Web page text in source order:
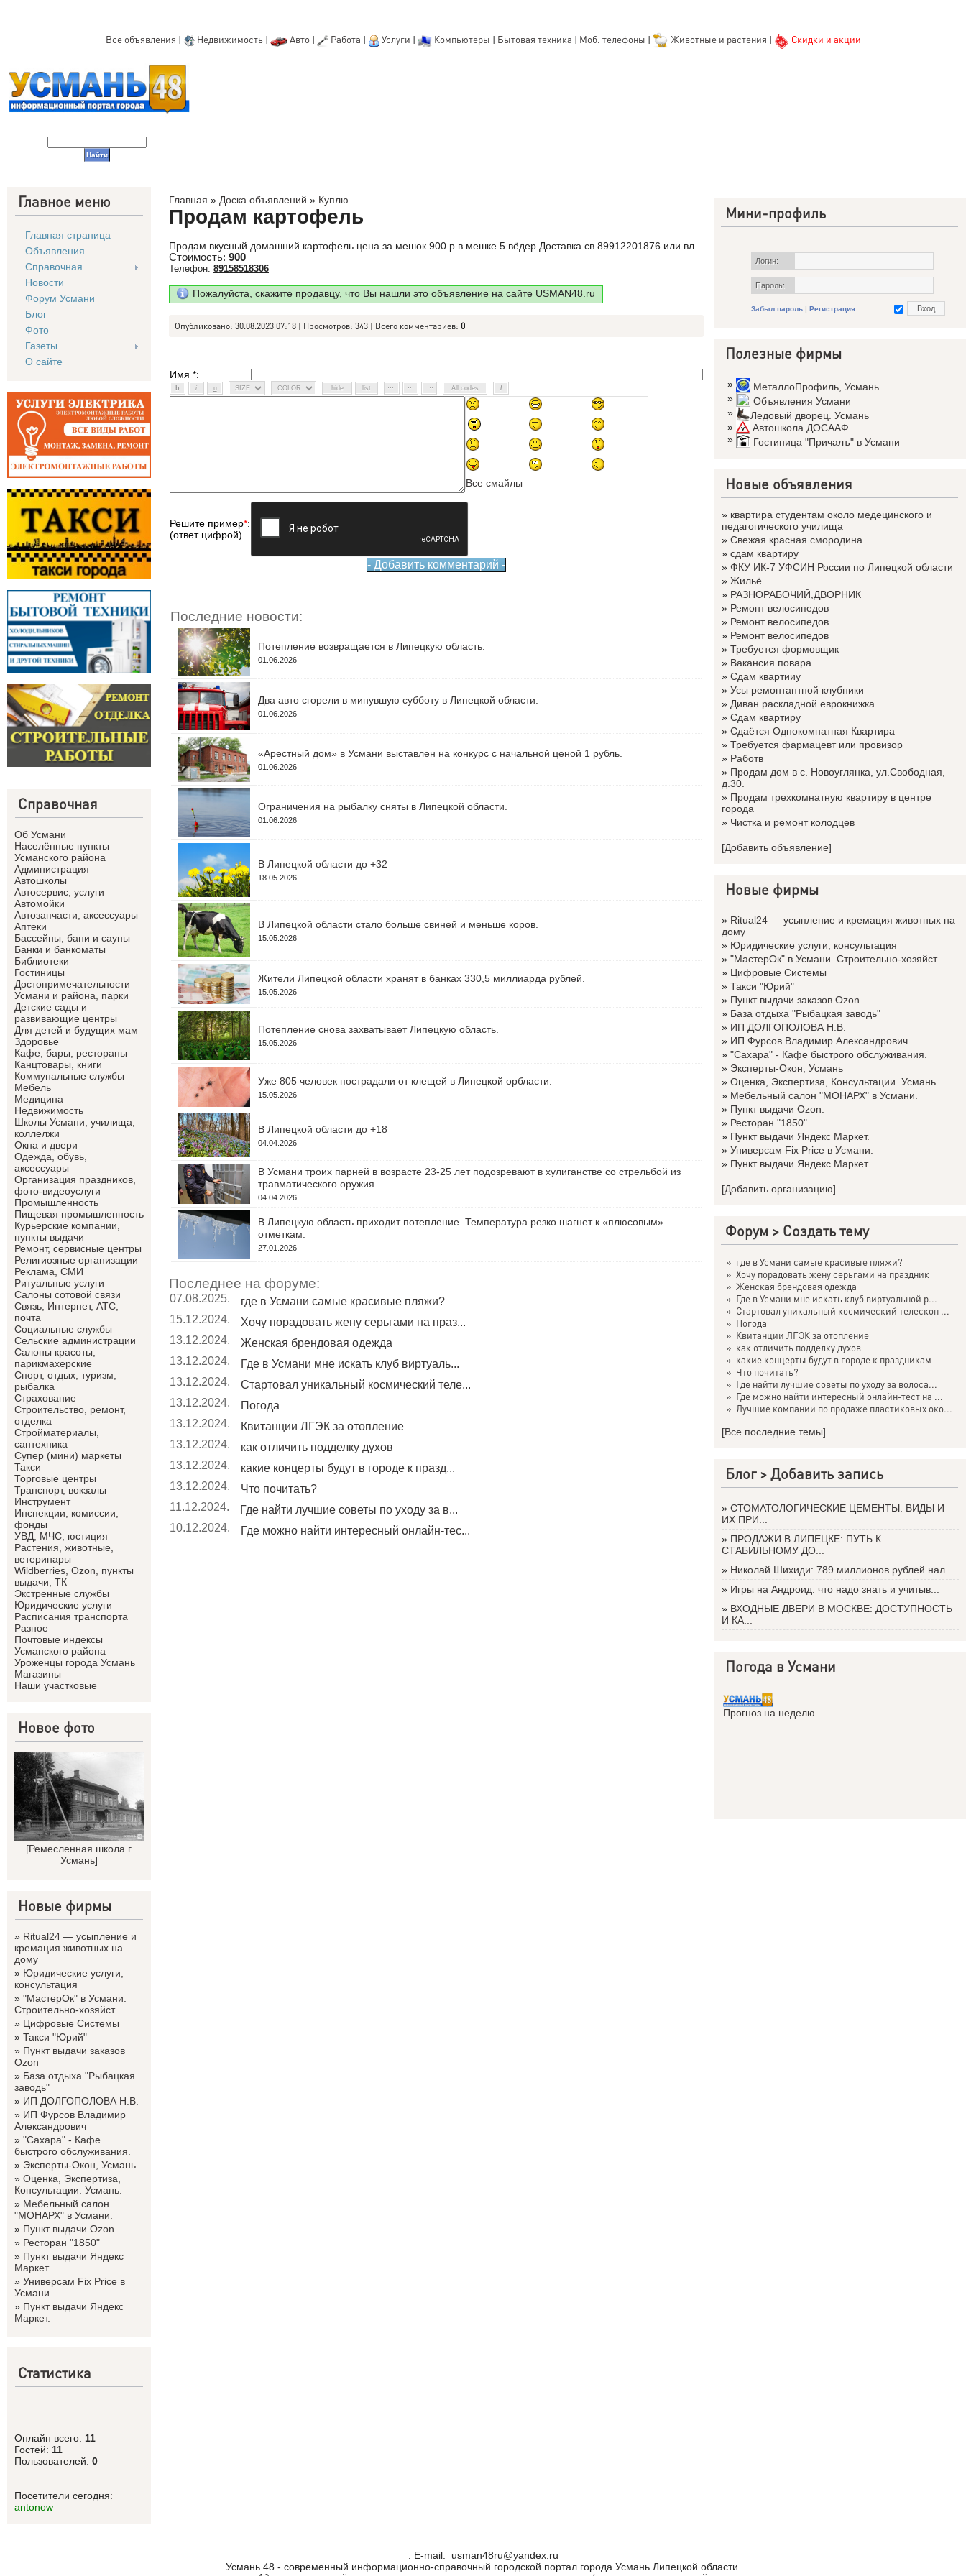
Все объявления | Недвижимость | Авто| Работа | Услуги | Компьютеры | Бытовая техника | Моб. телефоны | Животные и растения | Скидки и акции
Главное меню
Главная страница
Объявления
Справочная
Новости
Форум Усмани
Блог
Фото
Газеты
О сайте
Справочная
Об Усмани
Населённые пункты
Усманского района
Администрация
Автошколы
Автосервис, услуги
Автомойки
Автозапчасти, аксессуары
Аптеки
Бассейны, бани и сауны
Банки и банкоматы
Библиотеки
Гостиницы
Достопримечательности
Усмани и района, парки
Детские сады и
развивающие центры
Для детей и будущих мам
Здоровье
Кафе, бары, рестораны
Канцтовары, книги
Коммунальные службы
Мебель
Медицина
Недвижимость
Школы Усмани, училища,
коллелжи
Окна и двери
Одежда, обувь,
аксессуары
Организация праздников,
фото-видеоуслуги
Промышленность
Пищевая промышленность
Курьерские компании,
пункты выдачи
Ремонт, сервисные центры
Религиозные организации
Реклама, СМИ
Ритуальные услуги
Салоны сотовой связи
Связь, Интернет, АТС,
почта
Социальные службы
Сельские администрации
Салоны красоты,
парикмахерские
Спорт, отдых, туризм,
рыбалка
Страхование
Строительство, ремонт,
отделка
Cтройматериалы,
сантехника
Супер (мини) маркеты
Такси
Торговые центры
Транспорт, вокзалы
Инструмент
Инспекции, комиссии,
фонды
УВД, МЧС, юстиция
Растения, животные,
ветеринары
Wildberries, Ozon, пункты
выдачи, ТК
Экстренные службы
Юридические услуги
Расписания транспорта
Разное
Почтовые индексы
Усманского района
Уроженцы города Усмань
Магазины
Наши участковые
Новое фото
[Ремесленная школа г.
Усмань]
Новые фирмы
» Ritual24 — усыпление и
кремация животных на
дому
» Юридические услуги,
консультация
» "МастерОк" в Усмани.
Строительно-хозяйст...
» Цифровые Системы
» Такси "Юрий"
» Пункт выдачи заказов
Ozon
» База отдыха "Рыбацкая
заводь"
» ИП ДОЛГОПОЛОВА Н.В.
» ИП Фурсов Владимир
Александрович
» "Сахара" - Кафе
быстрого обслуживания.
» Эксперты-Окон, Усмань
» Оценка, Экспертиза,
Консультации. Усмань.
» Мебельный салон
"МОНАРХ" в Усмани.
» Пункт выдачи Ozon.
» Ресторан "1850"
» Пункт выдачи Яндекс
Маркет.
» Универсам Fix Price в
Усмани.
» Пункт выдачи Яндекс
Маркет.
Статистика
Онлайн всего: 11
Гостей: 11
Пользователей: 0
Посетители сегодня:
antonow
Главная » Доска объявлений » Куплю
Продам картофель
Продам вкусный домашний картофель цена за мешок 900 р в мешке 5 вёдер.Доставка св 89912201876 или вл
Стоимость: 900
Телефон: 89158518306
Пожалуйста, скажите продавцу, что Вы нашли это объявление на сайте USMAN48.ru
Опубликовано: 30.08.2023 07:18 | Просмотров: 343 | Всего комментариев: 0
Имя *:
Все смайлы
Решите пример*:
(ответ цифрой)
Последние новости:
Потепление возвращается в Липецкую область.
01.06.2026
Два авто сгорели в минувшую субботу в Липецкой области.
01.06.2026
«Арестный дом» в Усмани выставлен на конкурс с начальной ценой 1 рубль.
01.06.2026
Ограничения на рыбалку сняты в Липецкой области.
01.06.2026
В Липецкой области до +32
18.05.2026
В Липецкой области стало больше свиней и меньше коров.
15.05.2026
Жители Липецкой области хранят в банках 330,5 миллиарда рублей.
15.05.2026
Потепление снова захватывает Липецкую область.
15.05.2026
Уже 805 человек пострадали от клещей в Липецкой орбласти.
15.05.2026
В Липецкой области до +18
04.04.2026
В Усмани троих парней в возрасте 23-25 лет подозревают в хулиганстве со стрельбой из
травматического оружия.
04.04.2026
В Липецкую область приходит потепление. Температура резко шагнет к «плюсовым»
отметкам.
27.01.2026
Последнее на форуме:
07.08.2025.
где в Усмани самые красивые пляжи?
15.12.2024.
Хочу порадовать жену серьгами на праз...
13.12.2024.
Женская брендовая одежда
13.12.2024.
Где в Усмани мне искать клуб виртуаль...
13.12.2024.
Стартовал уникальный космический теле...
13.12.2024.
Погода
13.12.2024.
Квитанции ЛГЭК за отопление
13.12.2024.
как отличить подделку духов
13.12.2024.
какие концерты будут в городе к празд...
13.12.2024.
Что почитать?
11.12.2024.
Где найти лучшие советы по уходу за в...
10.12.2024.
Где можно найти интересный онлайн-тес...
Мини-профиль
Логин:
Пароль:
Забыл пароль | Регистрация
Полезные фирмы
» МеталлоПрофиль Усмань
»
Объявления Усмани
»
Ледовый дворец. Усмань
»
Автошкола ДОСААФ
»
Гостиница "Причалъ" в Усмани
Новые объявления
» квартира студентам около медецинского и
педагогического училища
» Свежая красная смородина
» сдам квартиру
» ФКУ ИК-7 УФСИН России по Липецкой области
» Жильё
» РАЗНОРАБОЧИЙ,ДВОРНИК
» Ремонт велосипедов
» Ремонт велосипедов
» Ремонт велосипедов
» Требуется формовщик
» Вакансия повара
» Сдам квартииу
» Усы ремонтантной клубники
» Диван раскладной еврокнижка
» Сдам квартиру
» Сдаётся Однокомнатная Квартира
» Требуется фармацевт или провизор
» Работв
» Продам дом в с. Новоуглянка, ул.Свободная,
д.30.
» Продам трехкомнатную квартиру в центре
города
» Чистка и ремонт колодцев
[Добавить объявление]
Новые фирмы
» Ritual24 — усыпление и кремация животных на
дому
» Юридические услуги, консультация
» "МастерОк" в Усмани. Строительно-хозяйст...
» Цифровые Системы
» Такси "Юрий"
» Пункт выдачи заказов Ozon
» База отдыха "Рыбацкая заводь"
» ИП ДОЛГОПОЛОВА Н.В.
» ИП Фурсов Владимир Александрович
» "Сахара" - Кафе быстрого обслуживания.
» Эксперты-Окон, Усмань
» Оценка, Экспертиза, Консультации. Усмань.
» Мебельный салон "МОНАРХ" в Усмани.
» Пункт выдачи Ozon.
» Ресторан "1850"
» Пункт выдачи Яндекс Маркет.
» Универсам Fix Price в Усмани.
» Пункт выдачи Яндекс Маркет.
[Добавить организацию]
Форум > Создать тему
» где в Усмани самые красивые пляжи?
» Хочу порадовать жену серьгами на праздник
» Женская брендовая одежда
» Где в Усмани мне искать клуб виртуальной р...
» Стартовал уникальный космический телескоп ...
» Погода
» Квитанции ЛГЭК за отопление
» как отличить подделку духов
» какие концерты будут в городе к праздникам
» Что почитать?
» Где найти лучшие советы по уходу за волоса...
» Где можно найти интересный онлайн-тест на ...
» Лучшие компании по продаже пластиковых око...
[Все последние темы]
Блог >Добавить запись
» СТОМАТОЛОГИЧЕСКИЕ ЦЕМЕНТЫ: ВИДЫ И
ИХ ПРИ...
» ПРОДАЖИ В ЛИПЕЦКЕ: ПУТЬ К
СТАБИЛЬНОМУ ДО...
» Николай Шихиди: 789 миллионов рублей нал...
» Игры на Андроид: что надо знать и учитыв...
» ВХОДНЫЕ ДВЕРИ В МОСКВЕ: ДОСТУПНОСТЬ
И КА...
Погода в Усмани
Прогноз на неделю
. Е-mail: usman48ru@yandex.ru
Усмань 48 - современный информационно-справочный городской портал города Усмань Липецкой области.